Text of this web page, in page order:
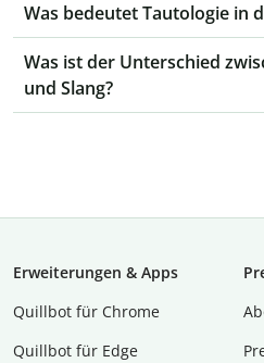
Was bedeutet Tautologie in
Was ist der Unterschied
und Slang?
Erweiterungen & Apps
Quillbot für Chrome
Quillbot für Edge